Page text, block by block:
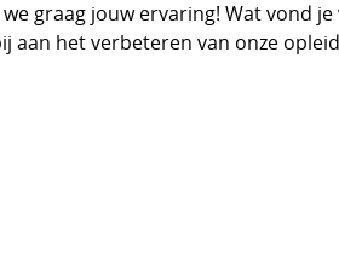
graag jouw ervaring! Wat vond
aan het verbeteren van onze